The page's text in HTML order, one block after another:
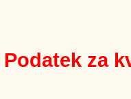
Podatek za